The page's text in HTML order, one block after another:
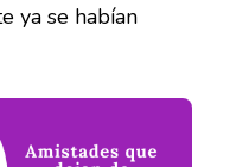
ya se habían